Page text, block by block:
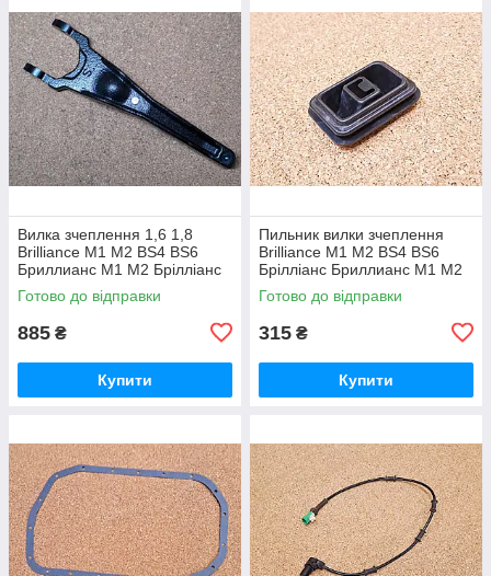
Вилка зчеплення 1,6 1,8
Brilliance M1 M2 BS4 BS6
Бриллианс М1 М2 Брілліанс
Готово до відправки
885 ₴
Купити
Пильник вилки зчеплення
Brilliance M1 M2 BS4 BS6
Брілліанс Бриллианс М1 М2
Готово до відправки
315 ₴
Купити